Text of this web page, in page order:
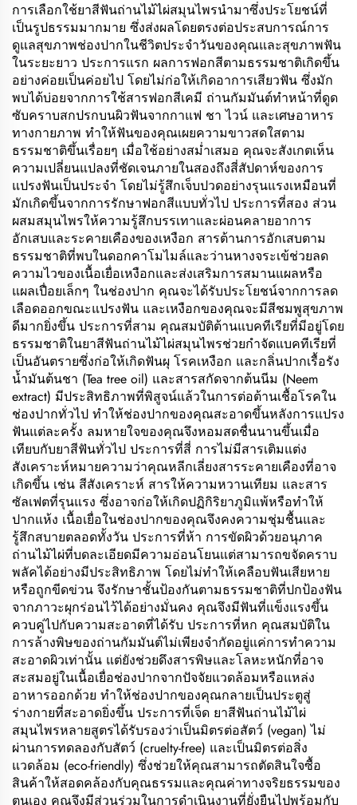
การเลือกใช้ยาสีฟันถ่านไม้ไผ่สมุนไพรนำมาซึ่งประโยชน์ที่
เป็นรูปธรรมมากมาย ซึ่งส่งผลโดยตรงต่อประสบการณ์การ
ดูแลสุขภาพช่องปากในชีวิตประจำวันของคุณและสุขภาพฟัน
ในระยะยาว ประการแรก ผลการฟอกสีตามธรรมชาติเกิดขึ้น
อย่างค่อยเป็นค่อยไป โดยไม่ก่อให้เกิดอาการเสียวฟัน ซึ่งมัก
พบได้บ่อยจากการใช้สารฟอกสีเคมี ถ่านกัมมันต์ทำหน้าที่ดูด
ซับคราบสกปรกบนผิวฟันจากกาแฟ ชา ไวน์ และเศษอาหาร
ทางกายภาพ ทำให้ฟันของคุณเผยความขาวสดใสตาม
ธรรมชาติขึ้นเรื่อยๆ เมื่อใช้อย่างสม่ำเสมอ คุณจะสังเกตเห็น
ความเปลี่ยนแปลงที่ชัดเจนภายในสองถึงสี่สัปดาห์ของการ
แปรงฟันเป็นประจำ โดยไม่รู้สึกเจ็บปวดอย่างรุนแรงเหมือนที่
มักเกิดขึ้นจากการรักษาฟอกสีแบบทั่วไป ประการที่สอง ส่วน
ผสมสมุนไพรให้ความรู้สึกบรรเทาและผ่อนคลายอาการ
อักเสบและระคายเคืองของเหงือก สารต้านการอักเสบตาม
ธรรมชาติที่พบในดอกคาโมไมล์และว่านหางจระเข้ช่วยลด
ความไวของเนื้อเยื่อเหงือกและส่งเสริมการสมานแผลหรือ
แผลเปื่อยเล็กๆ ในช่องปาก คุณจะได้รับประโยชน์จากการลด
เลือดออกขณะแปรงฟัน และเหงือกของคุณจะมีสีชมพูสุขภาพ
ดีมากยิ่งขึ้น ประการที่สาม คุณสมบัติต้านแบคทีเรียที่มีอยู่โดย
ธรรมชาติในยาสีฟันถ่านไม้ไผ่สมุนไพรช่วยกำจัดแบคทีเรียที่
เป็นอันตรายซึ่งก่อให้เกิดฟันผุ โรคเหงือก และกลิ่นปากเรื้อรัง
น้ำมันต้นชา (Tea tree oil) และสารสกัดจากต้นนีม (Neem
extract) มีประสิทธิภาพที่พิสูจน์แล้วในการต่อต้านเชื้อโรคใน
ช่องปากทั่วไป ทำให้ช่องปากของคุณสะอาดขึ้นหลังการแปรง
ฟันแต่ละครั้ง ลมหายใจของคุณจึงหอมสดชื่นนานขึ้นเมื่อ
เทียบกับยาสีฟันทั่วไป ประการที่สี่ การไม่มีสารเติมแต่ง
สังเคราะห์หมายความว่าคุณหลีกเลี่ยงสารระคายเคืองที่อาจ
เกิดขึ้น เช่น สีสังเคราะห์ สารให้ความหวานเทียม และสาร
ซัลเฟตที่รุนแรง ซึ่งอาจก่อให้เกิดปฏิกิริยาภูมิแพ้หรือทำให้
ปากแห้ง เนื้อเยื่อในช่องปากของคุณจึงคงความชุ่มชื้นและ
รู้สึกสบายตลอดทั้งวัน ประการที่ห้า การขัดผิวด้วยอนุภาค
ถ่านไม้ไผ่ที่บดละเอียดมีความอ่อนโยนแต่สามารถขจัดคราบ
พลัคได้อย่างมีประสิทธิภาพ โดยไม่ทำให้เคลือบฟันเสียหาย
หรือถูกขีดข่วน จึงรักษาชั้นป้องกันตามธรรมชาติที่ปกป้องฟัน
จากภาวะผุกร่อนไว้ได้อย่างมั่นคง คุณจึงมีฟันที่แข็งแรงขึ้น
ควบคู่ไปกับความสะอาดที่ได้รับ ประการที่หก คุณสมบัติใน
การล้างพิษของถ่านกัมมันต์ไม่เพียงจำกัดอยู่แค่การทำความ
สะอาดผิวเท่านั้น แต่ยังช่วยดึงสารพิษและโลหะหนักที่อาจ
สะสมอยู่ในเนื้อเยื่อช่องปากจากปัจจัยแวดล้อมหรือแหล่ง
อาหารออกด้วย ทำให้ช่องปากของคุณกลายเป็นประตูสู่
ร่างกายที่สะอาดยิ่งขึ้น ประการที่เจ็ด ยาสีฟันถ่านไม้ไผ่
สมุนไพรหลายสูตรได้รับรองว่าเป็นมิตรต่อสัตว์ (vegan) ไม่
ผ่านการทดลองกับสัตว์ (cruelty-free) และเป็นมิตรต่อสิ่ง
แวดล้อม (eco-friendly) ซึ่งช่วยให้คุณสามารถตัดสินใจซื้อ
สินค้าให้สอดคล้องกับคุณธรรมและคุณค่าทางจริยธรรมของ
ตนเอง คุณจึงมีส่วนร่วมในการดำเนินงานที่ยั่งยืนไปพร้อมกับ